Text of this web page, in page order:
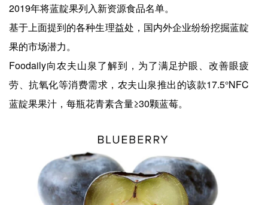
2019年将蓝靛果列入新资源食品名单。
基于上面提到的各种生理益处，国内外企业纷纷挖掘蓝靛
果的市场潜力。
Foodaily向农夫山泉了解到，为了满足护眼、改善眼疲
劳、抗氧化等消费需求，农夫山泉推出的该款17.5°NFC
蓝靛果果汁，每瓶花青素含量≥30颗蓝莓。